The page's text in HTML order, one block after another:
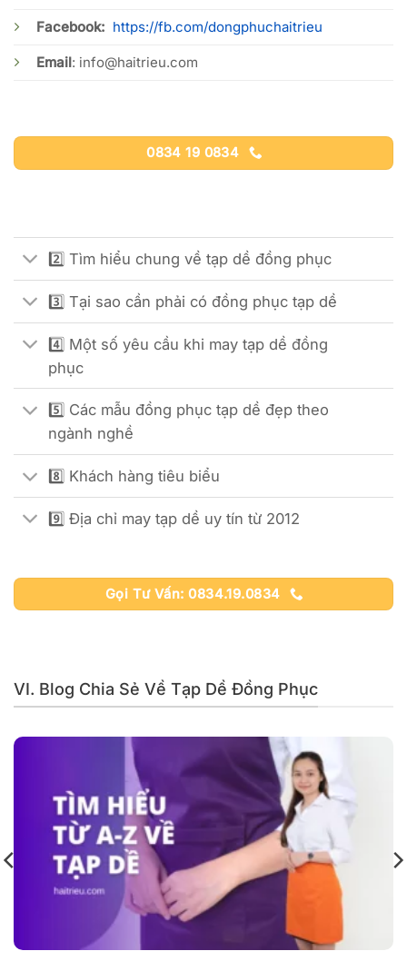
Facebook: https://fb.com/dongphuchaitrieu
Email: info@haitrieu.com
0834 19 0834
2️⃣ Tìm hiểu chung về tạp dề đồng phục
3️⃣ Tại sao cần phải có đồng phục tạp dề
4️⃣ Một số yêu cầu khi may tạp dề đồng
phục
5️⃣ Các mẫu đồng phục tạp dề đẹp theo
ngành nghề
8️⃣ Khách hàng tiêu biểu
9️⃣ Địa chỉ may tạp dề uy tín từ 2012
Gọi Tư Vấn: 0834.19.0834
VI. Blog Chia Sẻ Về Tạp Dề Đồng Phục